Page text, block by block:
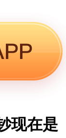
现在是